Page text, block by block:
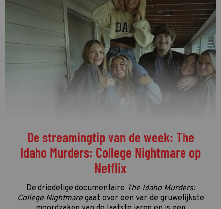
Welke programma's liggen momenteel
op kop in de vierde kwalificatieronde?
De vierde kwalificatieronde én de streamingronde
van de Gouden Televizier-Ring 2026 zijn in volle
gang. Tijd dus voor de eerste én enige tussenstand!